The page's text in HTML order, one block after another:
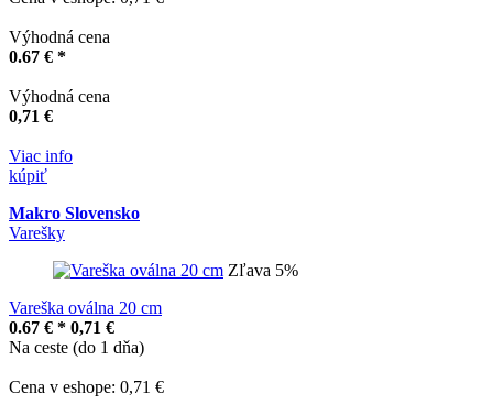
Výhodná cena
0.67 € *
Výhodná cena
0,71 €
Viac info
kúpiť
Makro Slovensko
Varešky
Zľava 5%
Vareška oválna 20 cm
0.67 € * 0,71 €
Na ceste (do 1 dňa)
Cena v eshope: 0,71 €